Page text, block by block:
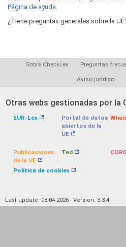
Página de ayuda.
¿Tiene preguntas generales sobre la
Sobre CheckLex Preguntas
Aviso jurídico
Otras webs gestionadas por la
EUR-Lex
Portal de datos
abiertos de la
UE
Publicaciones
de la UE
Ted
Política de cookies
Last update: 08-04-2026 - Version: 3.3.4